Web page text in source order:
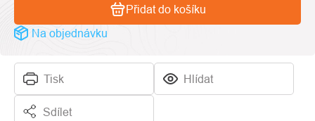
Tisk Hlídat
Sdílet
Na objednávku
Přidat do košíku